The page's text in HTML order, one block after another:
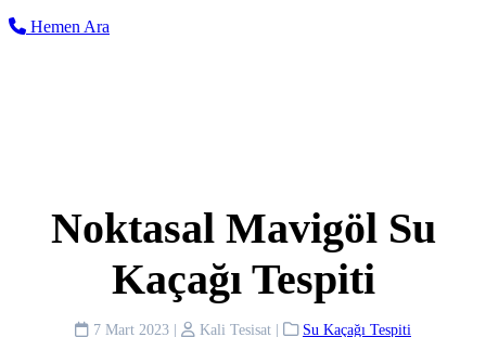
Hemen Ara
Noktasal Mavigöl Su
Kaçağı Tespiti
7 Mart 2023 | Kali Tesisat | Su Kaçağı Tespiti